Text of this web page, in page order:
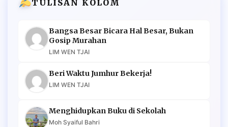
TULISAN KOLOM
Bangsa Besar Bicara Hal Besar, Bukan
Gosip Murahan
LIM WEN TJAI
Beri Waktu Jumhur Bekerja!
LIM WEN TJAI
Menghidupkan Buku di Sekolah
Moh Syaiful Bahri